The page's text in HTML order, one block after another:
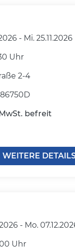
- Mi. 25.11.2026
Uhr
2-4
befreit
WEITERE
- Mo.
Uhr